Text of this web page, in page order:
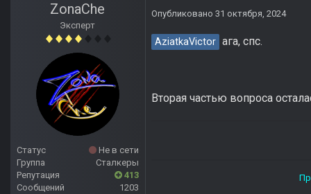
ZonaChe
Эксперт
Статус
Не в сети
Группа
Сталкеры
Репутация
413
Сообщений
1203
Опубликовано 31 октября, 2024
AziatkaVictor ага, спс.
Вторая частью вопроса
Прямой дороги тебе,